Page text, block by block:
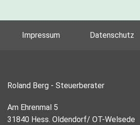
Impressum Datenschutz
Roland Berg - Steuerberater
Am Ehrenmal 5
31840 Hess. Oldendorf/ OT-Welsede